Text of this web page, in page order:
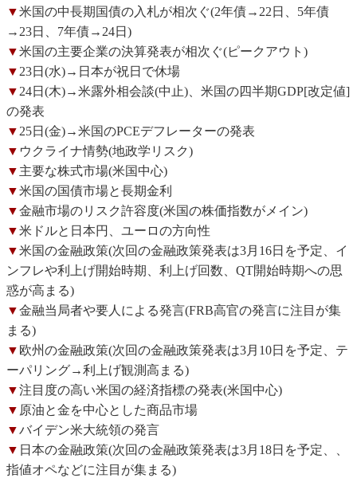
▼米国の中長期国債の入札が相次ぐ(2年債→22日、5年債
→23日、7年債→24日)
▼米国の主要企業の決算発表が相次ぐ(ピークアウト)
▼23日(水)→日本が祝日で休場
▼24日(木)→米露外相会談(中止)、米国の四半期GDP[改定値]
の発表
▼25日(金)→米国のPCEデフレーターの発表
▼ ウクライナ情勢(地政学リスク)
▼ 主要な株式市場(米国中心)
▼米国の国債市場と長期金利
▼金融市場のリスク許容度(米国の株価指数がメイン)
▼米ドルと日本円、ユーロの方向性
▼米国の金融政策(次回の金融政策発表は3月16日を予定、イ
ンフレや利上げ開始時期、利上げ回数、QT開始時期への思
惑が高まる)
▼金融当局者や要人による発言(FRB高官の発言に注目が集
まる)
▼ 欧州の金融政策(次回の金融政策発表は3月10日を予定、テ
ーパリング→利上げ観測高まる)
▼注目度の高い米国の経済指標の発表(米国中心)
▼ 原油と金を中心とした商品市場
▼バイデン米大統領の発言
▼ 日本の金融政策(次回の金融政策発表は3月18日を予定、、
指値オペなどに注目が集まる)